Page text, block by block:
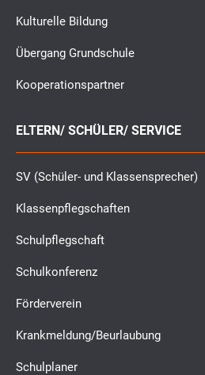
Kulturelle Bildung
Übergang Grundschule
Kooperationspartner
ELTERN/ SCHÜLER/ SERVICE
SV (Schüler- und Klassensprecher)
Klassenpflegschaften
Schulpflegschaft
Schulkonferenz
Förderverein
Krankmeldung/Beurlaubung
Schulplaner